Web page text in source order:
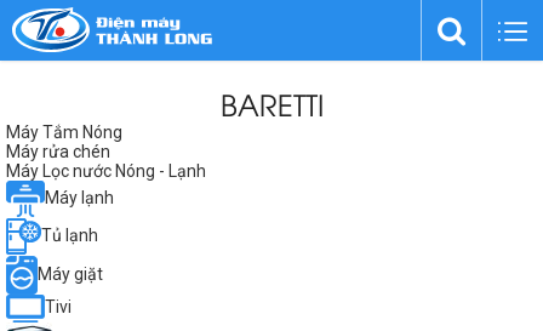
BARETTI
Máy Tắm Nóng
Máy rửa chén
Máy Lọc nước Nóng - Lạnh
Máy lạnh
Tủ lạnh
Máy giặt
Tivi